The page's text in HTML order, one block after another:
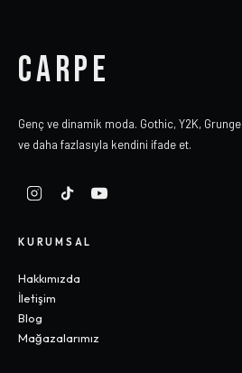
CARPE
Genç ve dinamik moda. Gothic, Y2K, Grunge
ve daha fazlasıyla kendini ifade et.
KURUMSAL
Hakkımızda
İletişim
Blog
Mağazalarımız